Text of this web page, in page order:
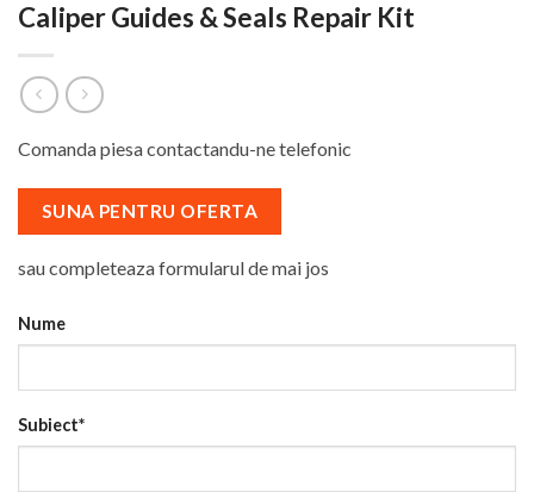
Caliper Guides & Seals Repair Kit
Comanda piesa contactandu-ne telefonic
SUNA PENTRU OFERTA
sau completeaza formularul de mai jos
Nume
Subiect*